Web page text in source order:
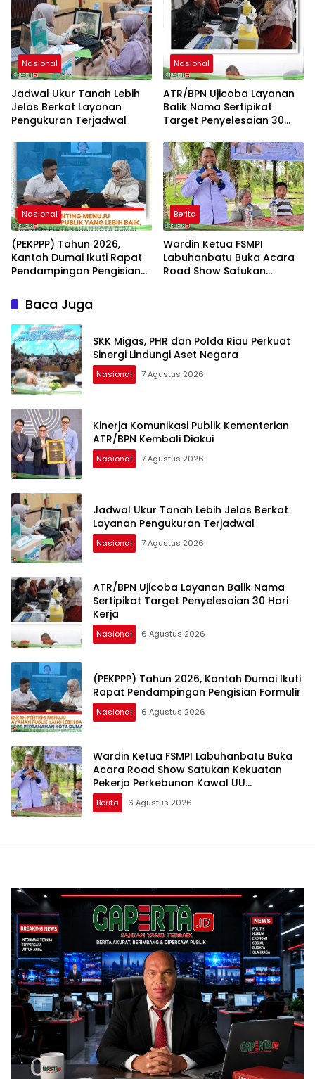
Nasional
Jadwal Ukur Tanah Lebih
Jelas Berkat Layanan
Pengukuran Terjadwal
Nasional
ATR/BPN Ujicoba Layanan
Balik Nama Sertipikat
Target Penyelesaian 30
Nasional
(PEKPPP) Tahun 2026,
Kantah Dumai Ikuti Rapat
Pendampingan Pengisian
Berita
Wardin Ketua FSMPI
Labuhanbatu Buka Acara
Road Show Satukan
Baca Juga
SKK Migas, PHR dan Polda Riau Perkuat
Sinergi Lindungi Aset Negara
Nasional 7 Agustus 2026
Kinerja Komunikasi Publik Kementerian
ATR/BPN Kembali Diakui
Nasional 7 Agustus 2026
Jadwal Ukur Tanah Lebih Jelas Berkat
Layanan Pengukuran Terjadwal
Nasional 7 Agustus 2026
ATR/BPN Ujicoba Layanan Balik Nama
Sertipikat Target Penyelesaian 30 Hari
Kerja
Nasional 6 Agustus 2026
(PEKPPP) Tahun 2026, Kantah Dumai Ikuti
Rapat Pendampingan Pengisian Formulir
Nasional 6 Agustus 2026
Wardin Ketua FSMPI Labuhanbatu Buka
Acara Road Show Satukan Kekuatan
Pekerja Perkebunan Kawal UU
Ketenagakerjaan Baru
Berita 6 Agustus 2026